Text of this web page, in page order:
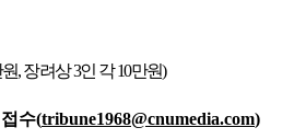
,장려상3인 각10만원)
수(tribune1968@cnumedia.com)